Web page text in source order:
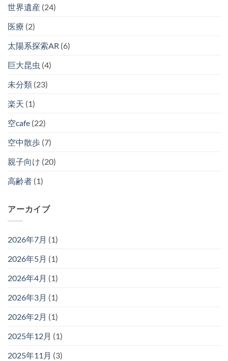
世界遺産 (24)
医療 (2)
太陽系探索AR (6)
巨大昆虫 (4)
未分類 (23)
楽天 (1)
空cafe (22)
空中散歩 (7)
親子向け (20)
高齢者 (1)
アーカイブ
2026年7月 (1)
2026年5月 (1)
2026年4月 (1)
2026年3月 (1)
2026年2月 (1)
2025年12月 (1)
2025年11月 (3)